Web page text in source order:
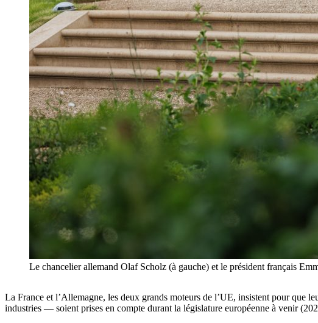
Le chancelier allemand Olaf Scholz (à gauche) et le président français
La France et l’Allemagne, les deux grands moteurs de l’UE, insistent pour que
industries — soient prises en compte durant la législature européenne à venir